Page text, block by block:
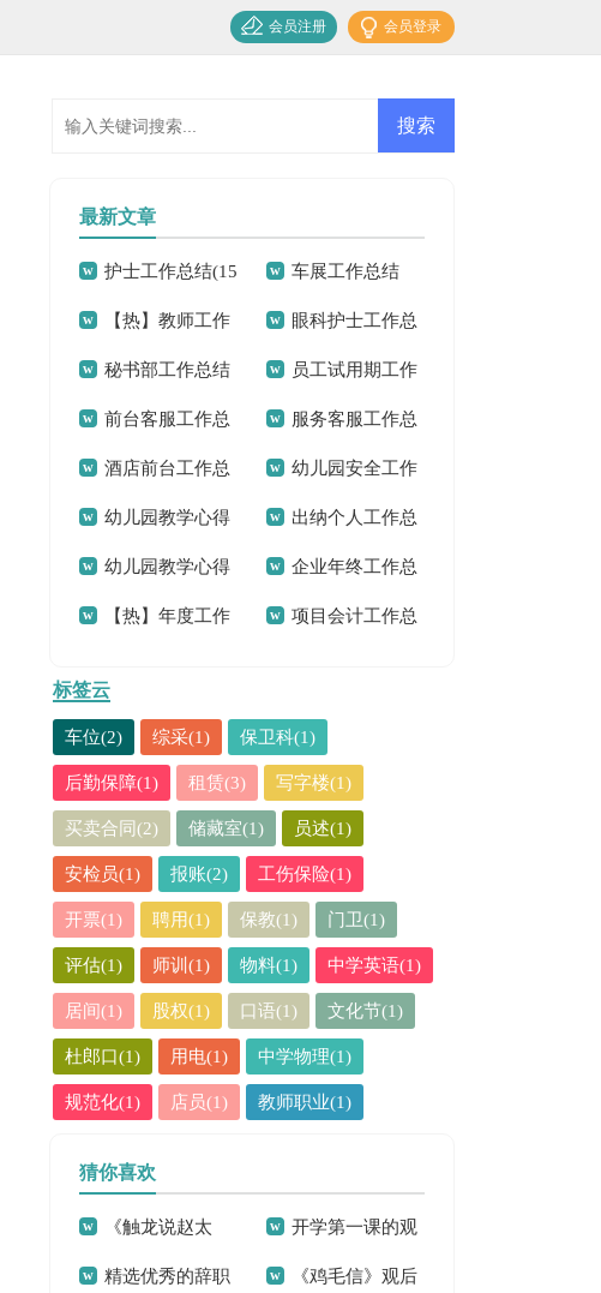
会员登录
会员注册
最新文章
护士工作总结(15
篇)
车展工作总结
【热】教师工作
总结
眼科护士工作总
结15篇
秘书部工作总结 员工试用期工作
总结(汇编15篇)
前台客服工作总
结15篇
服务客服工作总
结
酒店前台工作总
结精选15篇
幼儿园安全工作
总结(通用15篇)
幼儿园教学心得
(15篇)
出纳个人工作总
结汇编15篇
幼儿园教学心得
合集15篇
企业年终工作总
结
【热】年度工作 项目会计工作总
标签云
车位(2) 综采(1) 保卫科(1)
后勤保障(1) 租赁(3) 写字楼(1)
买卖合同(2) 储藏室(1) 员述(1)
安检员(1) 报账(2) 工伤保险(1)
开票(1) 聘用(1) 保教(1) 门卫(1)
评估(1) 师训(1) 物料(1) 中学英语(1)
居间(1) 股权(1) 口语(1) 文化节(1)
杜郎口(1) 用电(1) 中学物理(1)
规范化(1) 店员(1) 教师职业(1)
猜你喜欢
《触龙说赵太
后》说课稿
开学第一课的观
后感
精选优秀的辞职 《鸡毛信》观后